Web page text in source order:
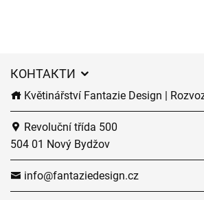
КОНТАКТИ
Květinářství Fantazie Design |
Revoluční třída 500
504 01 Nový Bydžov
info@fantaziedesign.cz